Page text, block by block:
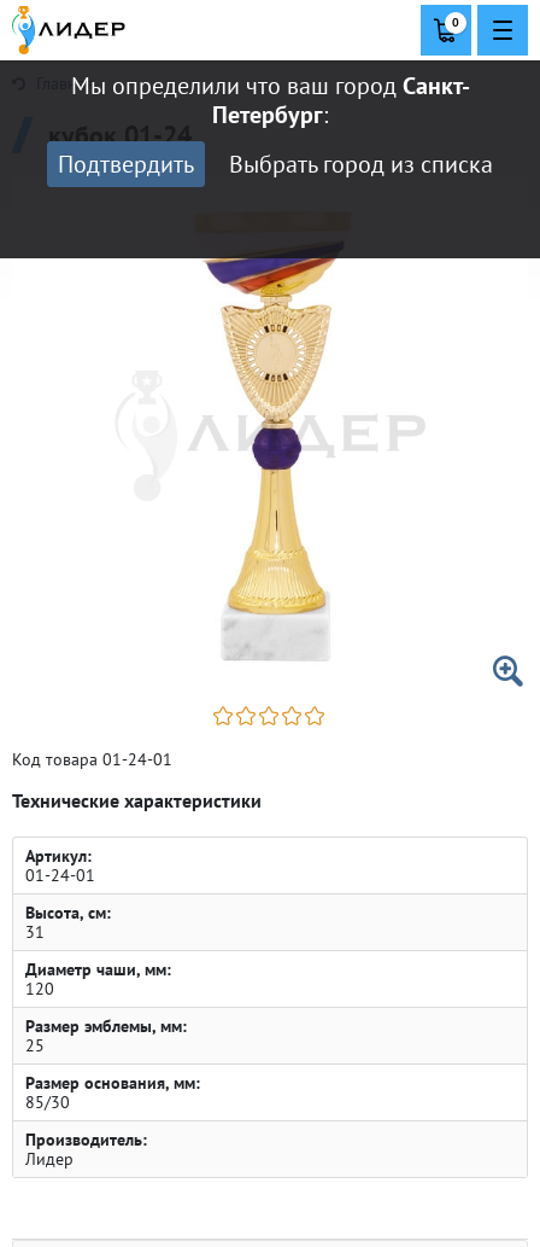
Мы определили что ваш городСанкт-
Петербург:
Подтвердить
Выбрать город из списка
0
Главная
кубок 01-24
Код товара 01-24-01
Технические характеристики
Артикул:
01-24-01
Высота, см:
31
Диаметр чаши, мм:
120
Размер эмблемы, мм:
25
Размер основания, мм:
85/30
Производитель:
Лидер